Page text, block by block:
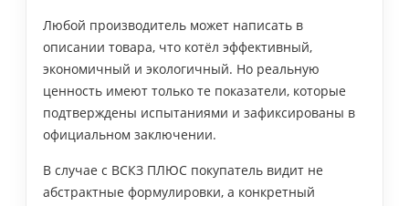
Любой производитель может написать в
описании товара, что котёл эффективный,
экономичный и экологичный. Но реальную
ценность имеют только те показатели, которые
подтверждены испытаниями и зафиксированы в
официальном заключении.
В случае с ВСКЗ ПЛЮС покупатель видит не
абстрактные формулировки, а конкретный